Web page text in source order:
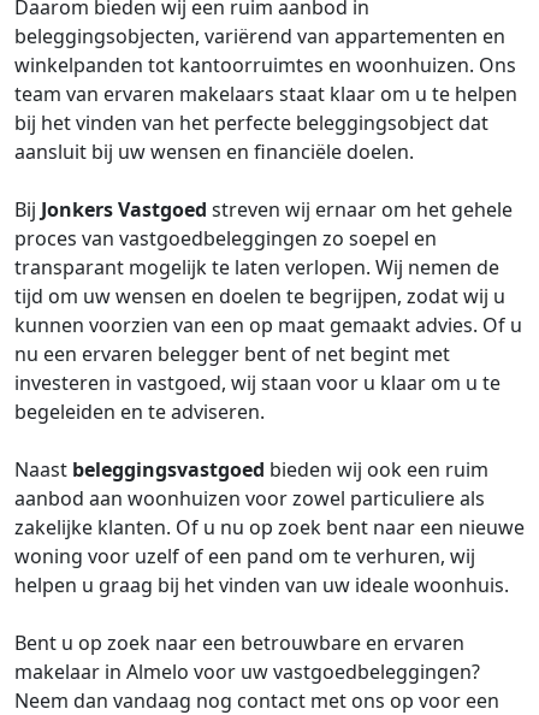
Daarom bieden wij een ruim aanbod in
beleggingsobjecten, variërend van appartementen en
winkelpanden tot kantoorruimtes en woonhuizen. Ons
team van ervaren makelaars staat klaar om u te helpen
bij het vinden van het perfecte beleggingsobject dat
aansluit bij uw wensen en financiële doelen.
Bij Jonkers Vastgoed streven wij ernaar om het gehele
proces van vastgoedbeleggingen zo soepel en
transparant mogelijk te laten verlopen. Wij nemen de
tijd om uw wensen en doelen te begrijpen, zodat wij u
kunnen voorzien van een op maat gemaakt advies. Of u
nu een ervaren belegger bent of net begint met
investeren in vastgoed, wij staan voor u klaar om u te
begeleiden en te adviseren.
Naast beleggingsvastgoed bieden wij ook een ruim
aanbod aan woonhuizen voor zowel particuliere als
zakelijke klanten. Of u nu op zoek bent naar een nieuwe
woning voor uzelf of een pand om te verhuren, wij
helpen u graag bij het vinden van uw ideale woonhuis.
Bent u op zoek naar een betrouwbare en ervaren
makelaar in Almelo voor uw vastgoedbeleggingen?
Neem dan vandaag nog contact met ons op voor een